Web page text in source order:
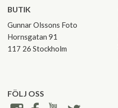
BUTIK
Gunnar Olssons Foto
Hornsgatan 91
117 26 Stockholm
FÖLJ OSS